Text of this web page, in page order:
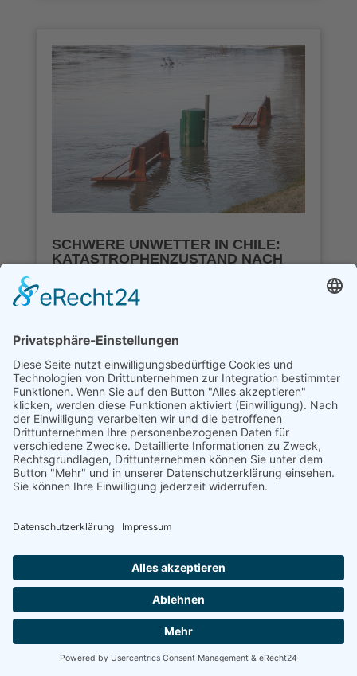
SCHWERE UNWETTER IN CHILE:
KATASTROPHENZUSTAND NACH
Juli 21, 2026
schweren Überschwemmungen betroffen.
Besonders die Regionen Coquimbo und Atacama
verzeichnen erhebliche Schäden an Infrastruktur
und Gebäuden. Die chilenische Regierung rief
aufgrund der...
mehr lesen